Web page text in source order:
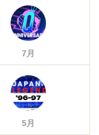
7月
5月